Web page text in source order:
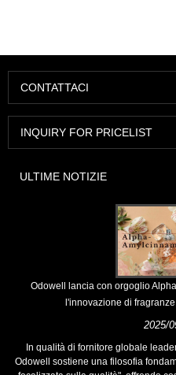
CONTATTACI
INQUIRY FOR PRICELIST
ULTIME NOTIZIE
Odowell lancia con orgoglio
l'innovazione di
2025/
In qualità di fornitore globale
Odowell sostiene una filosofia